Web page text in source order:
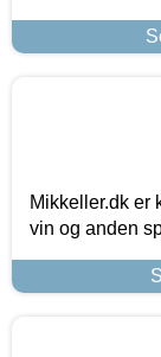
Mikkeller.dk er
vin og anden